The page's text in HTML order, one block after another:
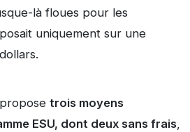
là floues pour les
uniquement sur une
trois moyens
ESU, dont deux sans frais,